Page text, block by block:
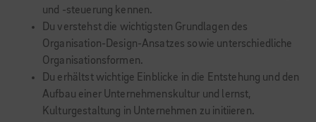
und -steuerung kennen.
Du verstehst die wichtigsten Grundlagen des
Organisation-Design-Ansatzes sowie unterschiedliche
Organisationsformen.
Du erhältst wichtige Einblicke in die Entstehung und den
Aufbau einer Unternehmenskultur und lernst,
Kulturgestaltung in Unternehmen zu initiieren.